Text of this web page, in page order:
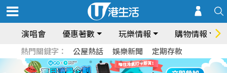
演唱會 優惠著數 玩樂情報 購物情報
熱門關鍵字： 公屋熱話 娛樂新聞 定期存款